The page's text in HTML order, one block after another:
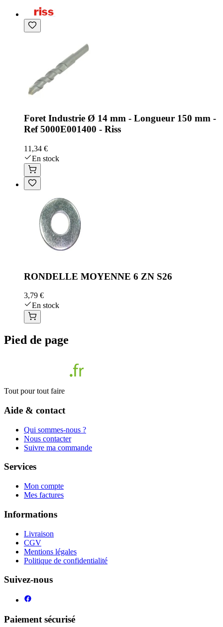
Foret Industrie Ø 14 mm - Longueur 150 mm -
Ref 5000E001400 - Riss
11,34 €
En stock
RONDELLE MOYENNE 6 ZN S26
3,79 €
En stock
Pied de page
Tout pour tout faire
Aide & contact
Qui sommes-nous ?
Nous contacter
Suivre ma commande
Services
Mon compte
Mes factures
Informations
Livraison
CGV
Mentions légales
Politique de confidentialité
Suivez-nous
Paiement sécurisé